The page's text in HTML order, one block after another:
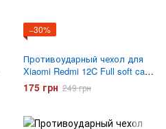
−30%
Противоударный чехол для
Xiaomi Redmi 12C Full soft case
Сиреневый
175 грн 249 грн